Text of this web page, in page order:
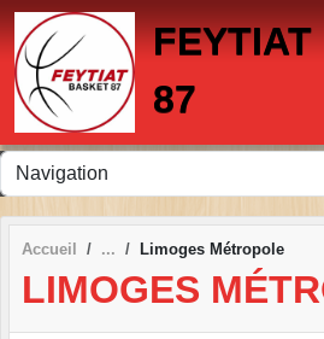
87
Accueil Limoges Métropole
LIMOGES
Panneau de gestion des cookies